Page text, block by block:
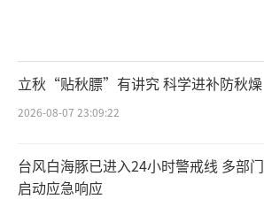
立秋“贴秋膘”有讲究 科学进补防秋燥
2026-08-07 23:09:22
台风白海豚已进入24小时警戒线 多部门
启动应急响应